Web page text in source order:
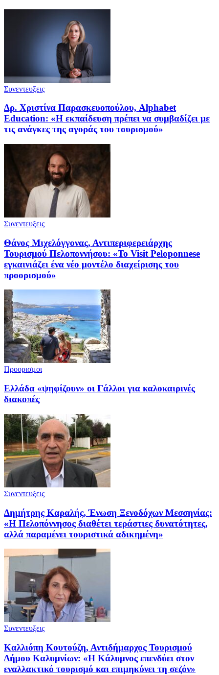
Συνεντευξεις
Δρ. Χριστίνα Παρασκευοπούλου, Alphabet
Education: «Η εκπαίδευση πρέπει να συμβαδίζει με
τις ανάγκες της αγοράς του τουρισμού»
Συνεντευξεις
Θάνος Μιχελόγγονας, Αντιπεριφερειάρχης
Τουρισμού Πελοποννήσου: «Το Visit Peloponnese
εγκαινιάζει ένα νέο μοντέλο διαχείρισης του
προορισμού»
Προορισμοι
Ελλάδα «ψηφίζουν» οι Γάλλοι για καλοκαιρινές
διακοπές
Συνεντευξεις
Δημήτρης Καραλής, Ένωση Ξενοδόχων Μεσσηνίας:
«Η Πελοπόννησος διαθέτει τεράστιες δυνατότητες,
αλλά παραμένει τουριστικά αδικημένη»
Συνεντευξεις
Καλλιόπη Κουτούζη, Αντιδήμαρχος Τουρισμού
Δήμου Καλυμνίων: «Η Κάλυμνος επενδύει στον
εναλλακτικό τουρισμό και επιμηκύνει τη σεζόν»